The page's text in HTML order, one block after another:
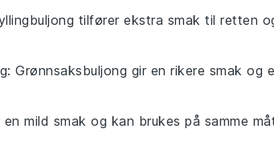
tilfører ekstra smak til retten
: Grønnsaksbuljong gir en rikere smak og
en mild smak og kan brukes på samme